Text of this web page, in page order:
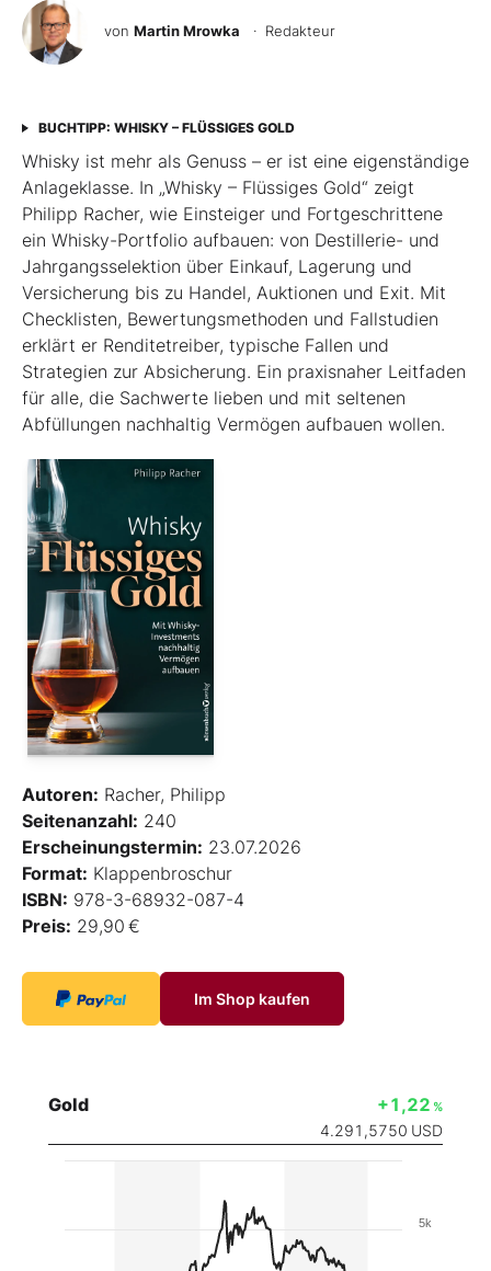
von Martin Mrowka · Redakteur
BUCHTIPP: WHISKY – FLÜSSIGES GOLD
Whisky ist mehr als Genuss – er ist eine eigenständige
Anlageklasse. In „Whisky – Flüssiges Gold“ zeigt
Philipp Racher, wie Einsteiger und Fortgeschrittene
ein Whisky-Portfolio aufbauen: von Destillerie- und
Jahrgangsselektion über Einkauf, Lagerung und
Versicherung bis zu Handel, Auktionen und Exit. Mit
Checklisten, Bewertungsmethoden und Fallstudien
erklärt er Renditetreiber, typische Fallen und
Strategien zur Absicherung. Ein praxisnaher Leitfaden
für alle, die Sachwerte lieben und mit seltenen
Abfüllungen nachhaltig Vermögen aufbauen wollen.
Autoren: Racher, Philipp
Seitenanzahl: 240
Erscheinungstermin: 23.07.2026
Format: Klappenbroschur
ISBN: 978-3-68932-087-4
Preis: 29,90 €
Im Shop kaufen
Gold +1,22 %
4.291,5750 USD
5k